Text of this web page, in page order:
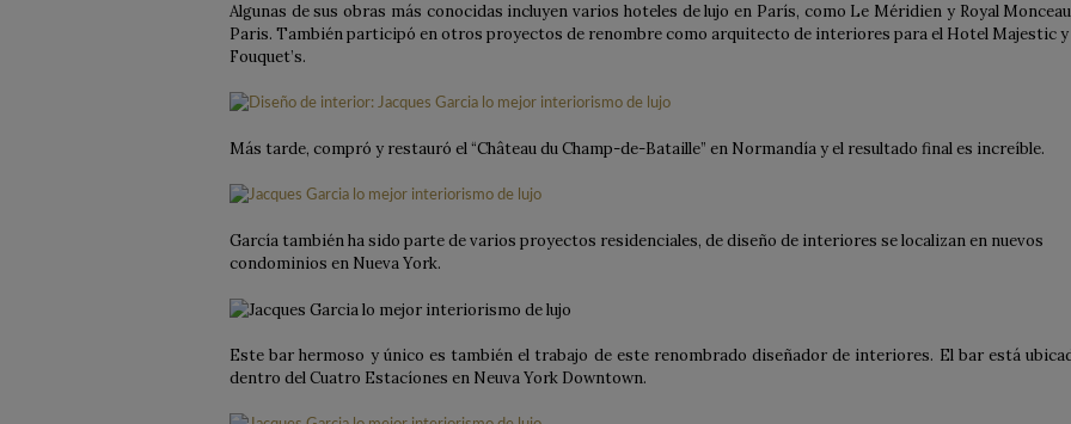
Algunas de sus obras más conocidas incluyen varios hoteles de lujo en París, como Le Méridien y Royal
Paris. También participó en otros proyectos de renombre como arquitecto de interiores para el Hotel Majestic y
Fouquet’s.
Más tarde, compró y restauró el “Château du Champ-de-Bataille” en Normandía y el resultado final es increíble.
García también ha sido parte de varios proyectos residenciales, de diseño de interiores se localizan en nuevos
condominios en Nueva York.
Este bar hermoso y único es también el trabajo de este renombrado diseñador de interiores. El bar está
dentro del Cuatro Estacíones en Neuva York Downtown.